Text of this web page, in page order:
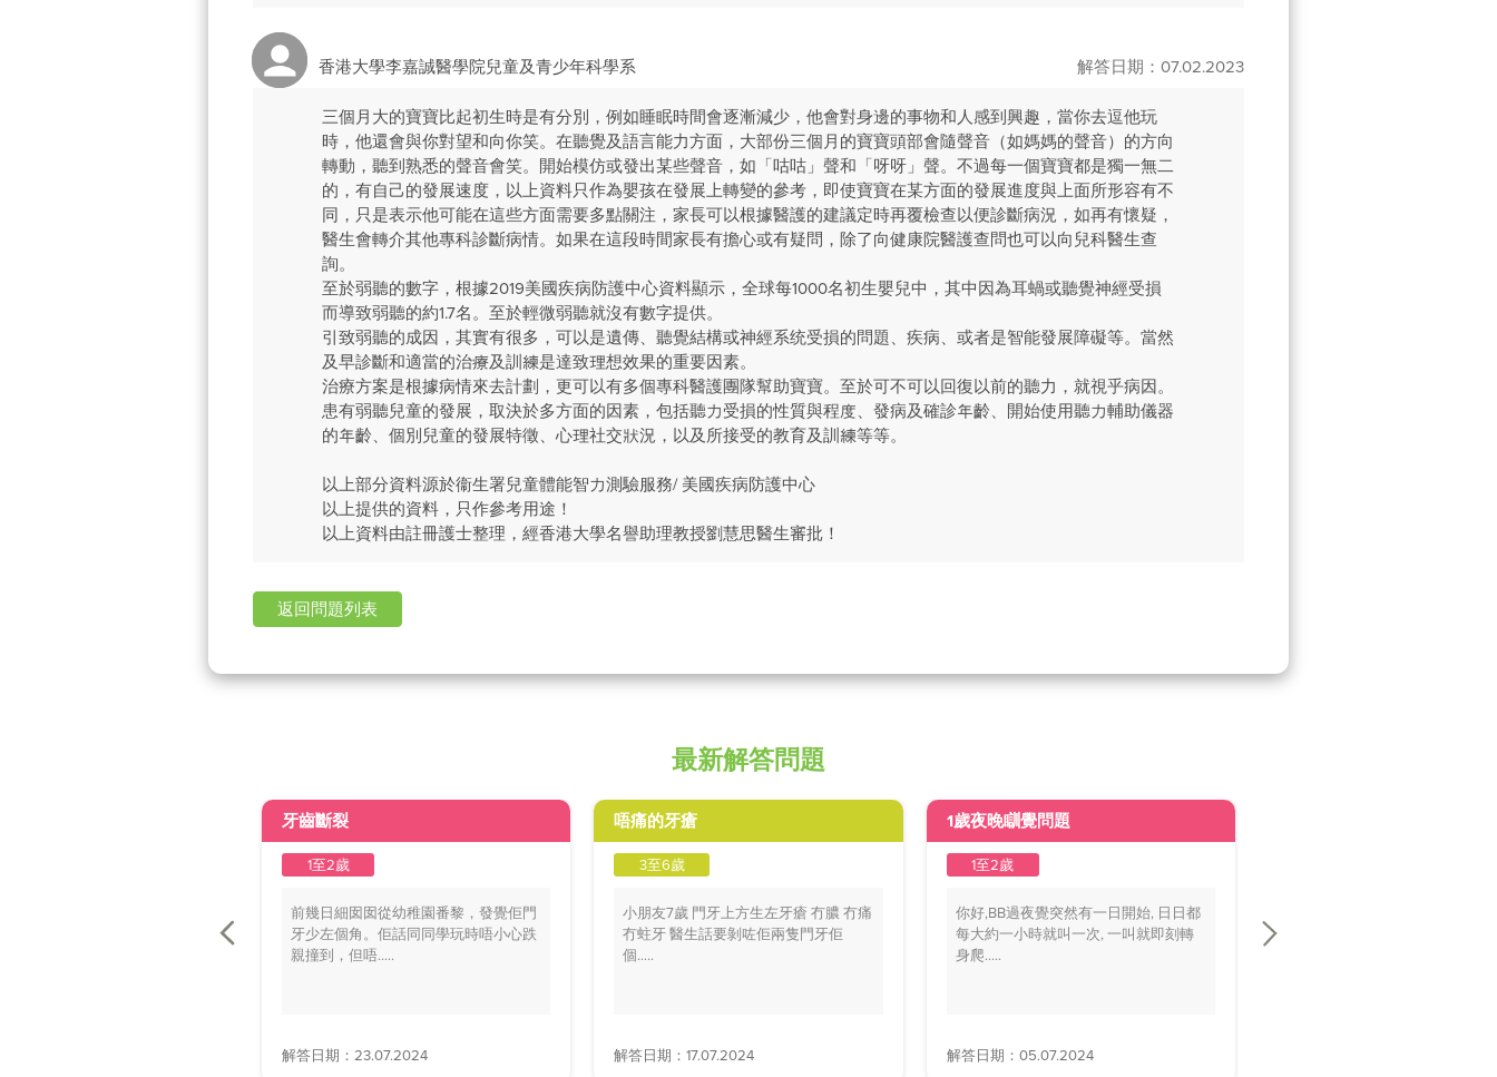
香港大學李嘉誠醫學院兒童及青少年科學系 解答日期：07.02.2023
三個月大的寶寶比起初生時是有分別，例如睡眠時間會逐漸減少，他會對身邊的事物和人感到興趣，當你去逗他玩
時，他還會與你對望和向你笑。在聽覺及語言能力方面，大部份三個月的寶寶頭部會隨聲音（如媽媽的聲音）的方向
轉動，聽到熟悉的聲音會笑。開始模仿或發出某些聲音，如「咕咕」聲和「呀呀」聲。不過每一個寶寶都是獨一無二
的，有自己的發展速度，以上資料只作為嬰孩在發展上轉變的參考，即使寶寶在某方面的發展進度與上面所形容有不
同，只是表示他可能在這些方面需要多點關注，家長可以根據醫護的建議定時再覆檢查以便診斷病況，如再有懷疑，
醫生會轉介其他專科診斷病情。如果在這段時間家長有擔心或有疑問，除了向健康院醫護查問也可以向兒科醫生查
詢。
至於弱聽的數字，根據2019美國疾病防護中心資料顯示，全球每1000名初生嬰兒中，其中因為耳蝸或聽覺神經受損
而導致弱聽的約1.7名。至於輕微弱聽就沒有數字提供。
引致弱聽的成因，其實有很多，可以是遺傳、聽覺結構或神經系统受損的問題、疾病、或者是智能發展障礙等。當然
及早診斷和適當的治療及訓練是達致理想效果的重要因素。
治療方案是根據病情來去計劃，更可以有多個專科醫護團隊幫助寶寶。至於可不可以回復以前的聽力，就視乎病因。
患有弱聽兒童的發展，取決於多方面的因素，包括聽力受損的性質與程度、發病及確診年齡、開始使用聽力輔助儀器
的年齡、個別兒童的發展特徵、心理社交狀況，以及所接受的教育及訓練等等。
以上部分資料源於衞生署兒童體能智力測驗服務/ 美國疾病防護中心
以上提供的資料，只作參考用途！
以上資料由註冊護士整理，經香港大學名譽助理教授劉慧思醫生審批！
返回問題列表
最新解答問題
牙齒斷裂
1至2歲
前幾日細囡囡從幼稚園番黎，發覺佢門
牙少左個角。佢話同同學玩時唔小心跌
親撞到，但唔.....
解答日期：23.07.2024
唔痛的牙瘡
3至6歲
小朋友7歲 門牙上方生左牙瘡 冇膿 冇痛
冇蛀牙 醫生話要剝咗佢兩隻門牙佢
個.....
解答日期：17.07.2024
1歲夜晚瞓覺問題
1至2歲
你好,BB過夜覺突然有一日開始, 日日都
每大約一小時就叫一次, 一叫就即刻轉
身爬.....
解答日期：05.07.2024